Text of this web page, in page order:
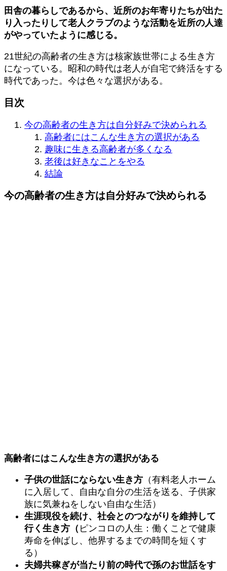
田舎の暮らしであるから、近所のお年寄りたちが出た
り入ったりして老人クラブのような活動を近所の人達
がやっていたように感じる。
21世紀の高齢者の生き方は核家族世帯による生き方
になっている。昭和の時代は老人が自宅で終活をする
時代であった。今は色々な選択がある。
目次
今の高齢者の生き方は自分好みで決められる
高齢者にはこんな生き方の選択がある
趣味に生きる高齢者が多くなる
老後は好きなことをやる
結論
今の高齢者の生き方は自分好みで決められる
高齢者にはこんな生き方の選択がある
子供の世話にならない生き方 （有料老人ホーム
に入居して、自由な自分の生活を送る、子供家
族に気兼ねをしない自由な生活）
生涯現役を続け、社会とのつながりを維持して
行く生き方（ ピンコロの人生：働くことで健康
寿命を伸ばし、他界するまでの時間を短くす
る）
夫婦共稼ぎが当たり前の時代で孫のお世話をす